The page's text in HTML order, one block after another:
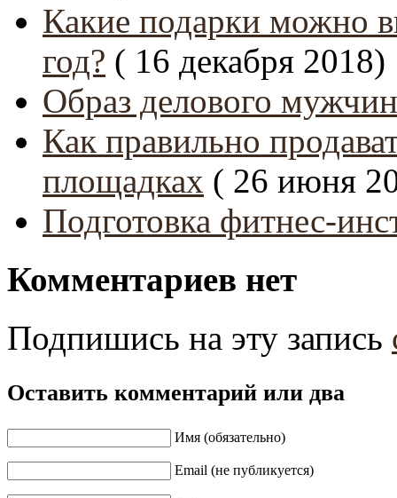
Какие подарки можно
год? ( 16 декабря 2018)
Образ делового
Как правильно
площадках ( 26 июня
Подготовка фитнес-
Комментариев нет
Подпишись на эту запись
Оставить комментарий или два
Имя (обязательно)
Email (не публикуется)